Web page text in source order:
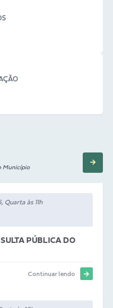
Município
Quarta às 11h
PÚBLICA DO
Continuar lendo